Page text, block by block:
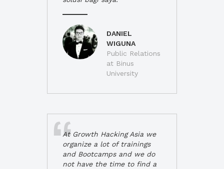
DANIEL
WIGUNA
Public Relations
at Binus
University
At Growth Hacking Asia we
organize a lot of trainings
and Bootcamps and we do
not have the time to find a